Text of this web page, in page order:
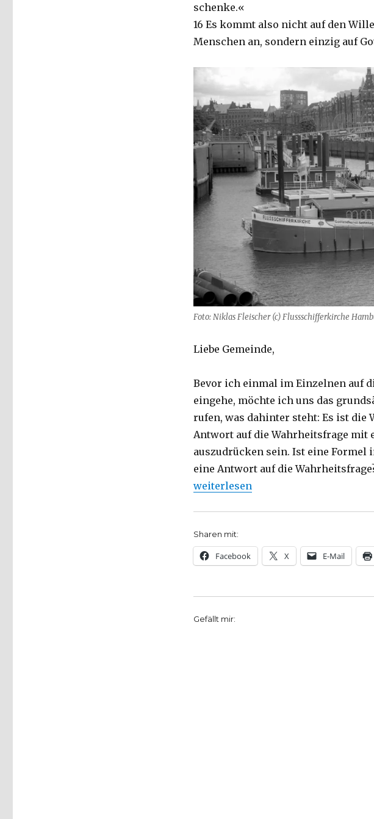
schenke.«
16 Es kommt also nicht auf den
Menschen an, sondern einzig auf
Foto: Niklas Fleischer (c) Flussschifferkirche
Liebe Gemeinde,
Bevor ich einmal im Einzelnen auf
eingehe, möchte ich uns das
rufen, was dahinter steht: Es ist die
Antwort auf die Wahrheitsfrage mit
auszudrücken sein. Ist eine Formel
eine Antwort auf die
„Predigt über Römer 9, 1 – 8, 14 –
weiterlesen
Sharen mit:
Facebook X E-Mail
Gefällt mir: